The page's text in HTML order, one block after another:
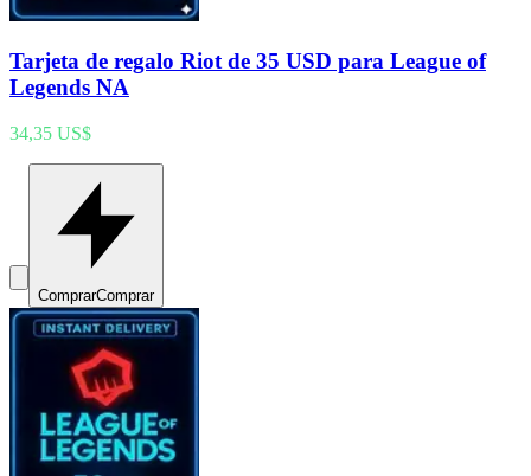
Tarjeta de regalo Riot de 35 USD para League of
Legends NA
34,35 US$
ComprarComprar